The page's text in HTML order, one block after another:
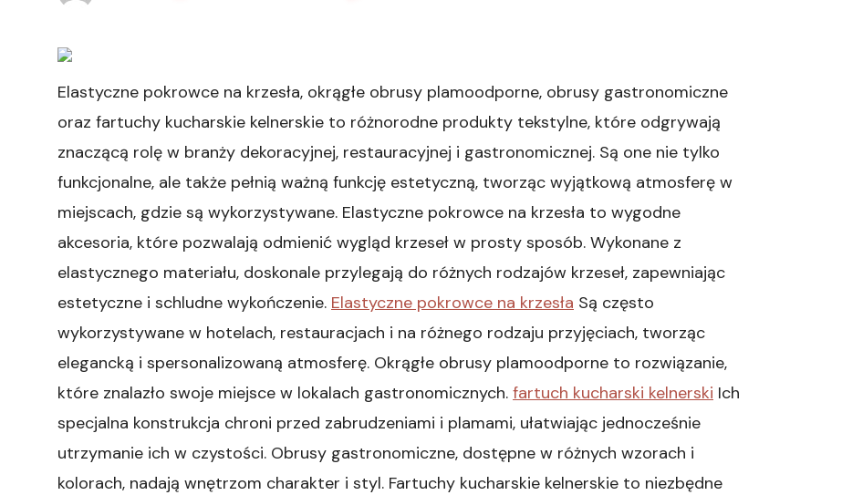
Elastyczne pokrowce na krzesła, okrągłe obrusy plamoodporne, obrusy gastronomiczne
oraz fartuchy kucharskie kelnerskie to różnorodne produkty tekstylne, które odgrywają
znaczącą rolę w branży dekoracyjnej, restauracyjnej i gastronomicznej. Są one nie tylko
funkcjonalne, ale także pełnią ważną funkcję estetyczną, tworząc wyjątkową atmosferę w
miejscach, gdzie są wykorzystywane. Elastyczne pokrowce na krzesła to wygodne
akcesoria, które pozwalają odmienić wygląd krzeseł w prosty sposób. Wykonane z
elastycznego materiału, doskonale przylegają do różnych rodzajów krzeseł, zapewniając
estetyczne i schludne wykończenie. Elastyczne pokrowce na krzesła Są często
wykorzystywane w hotelach, restauracjach i na różnego rodzaju przyjęciach, tworząc
elegancką i spersonalizowaną atmosferę. Okrągłe obrusy plamoodporne to rozwiązanie,
które znalazło swoje miejsce w lokalach gastronomicznych. fartuch kucharski kelnerski Ich
specjalna konstrukcja chroni przed zabrudzeniami i plamami, ułatwiając jednocześnie
utrzymanie ich w czystości. Obrusy gastronomiczne, dostępne w różnych wzorach i
kolorach, nadają wnętrzom charakter i styl. Fartuchy kucharskie kelnerskie to niezbędne